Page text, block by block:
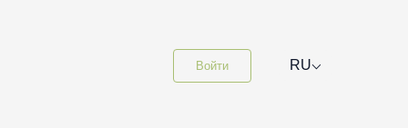
Войти RU⌵